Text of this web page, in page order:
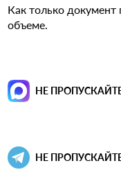
Как только
объеме.
НЕ
НЕ